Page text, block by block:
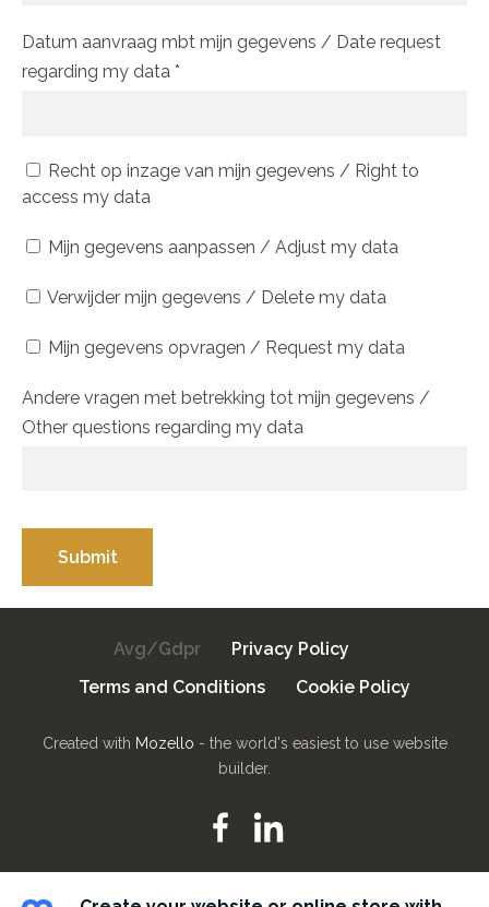
Datum aanvraag mbt mijn gegevens / Date request
regarding my data *
Recht op inzage van mijn gegevens / Right to
access my data
Mijn gegevens aanpassen / Adjust my data
Verwijder mijn gegevens / Delete my data
Mijn gegevens opvragen / Request my data
Andere vragen met betrekking tot mijn gegevens /
Other questions regarding my data
Avg/Gdpr
Privacy Policy
Terms and Conditions
Cookie Policy
Created with Mozello - the world's easiest to use website
builder.